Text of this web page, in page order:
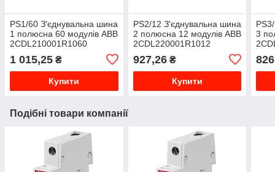
PS1/60 З'єднувальна шина
1 полюсна 60 модулів ABB
2CDL210001R1060
1 015,25 ₴
Купити
PS2/12 З'єднувальна шина
2 полюсна 12 модулів ABB
2CDL220001R1012
927,26₴
Купити
3
Подібні товари компанії